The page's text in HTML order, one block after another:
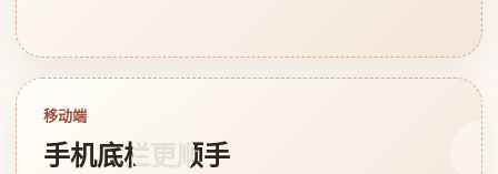
移动端
手机底栏更顺手